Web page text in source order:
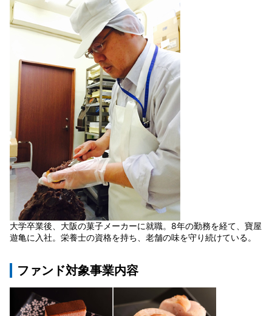
大学卒業後、大阪の菓子メーカーに就職。8年の勤務を経て、寶屋
遊亀に入社。栄養士の資格を持ち、老舗の味を守り続けている。
ファンド対象事業内容